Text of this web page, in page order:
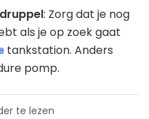
: Zorg dat je nog
als je op zoek gaat
tankstation. Anders
pomp.
te lezen